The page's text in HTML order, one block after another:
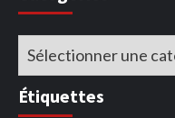
Catégories
Étiquettes